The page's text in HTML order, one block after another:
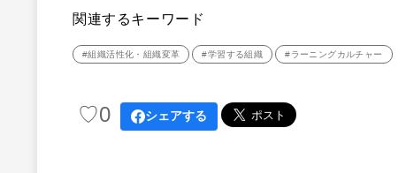
関連するキーワード
#組織活性化・組織変革 #学習する組織 #ラーニングカルチャー
♡0 シェアする